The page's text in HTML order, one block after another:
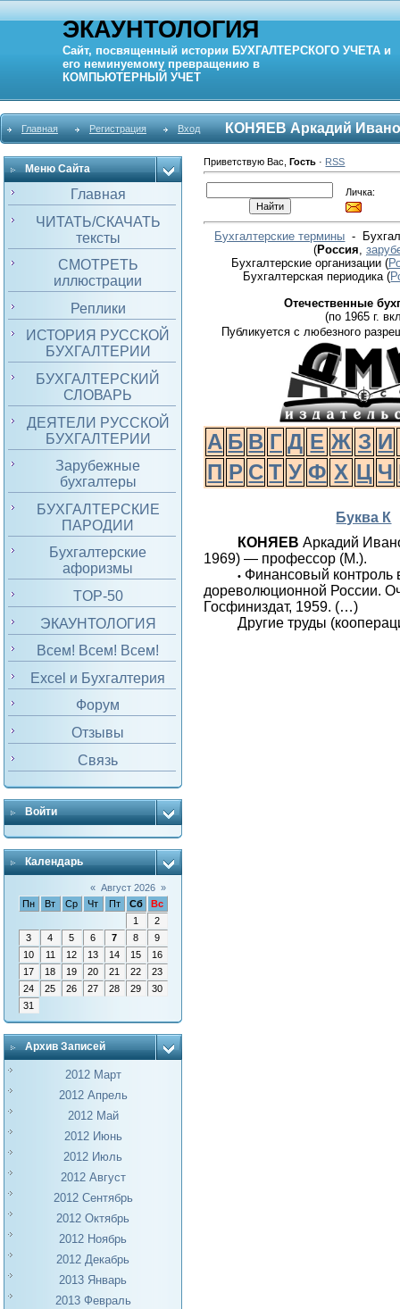
ЭКАУНТОЛОГИЯ
Сайт, посвященный истории БУХГАЛТЕРСКОГО УЧЕТА и
его неминуемому превращению в
КОМПЬЮТЕРНЫЙ УЧЕТ
Главная Регистрация Вход КОНЯЕВ Аркадий
Меню Сайта
Главная
ЧИТАТЬ/СКАЧАТЬ
тексты
СМОТРЕТЬ
иллюстрации
Реплики
ИСТОРИЯ РУССКОЙ
БУХГАЛТЕРИИ
БУХГАЛТЕРСКИЙ
СЛОВАРЬ
ДЕЯТЕЛИ РУССКОЙ
БУХГАЛТЕРИИ
Зарубежные
бухгалтеры
БУХГАЛТЕРСКИЕ
ПАРОДИИ
Бухгалтерские
афоризмы
TOP-50
ЭКАУНТОЛОГИЯ
Всем! Всем! Всем!
Excel и Бухгалтерия
Форум
Отзывы
Связь
Войти
Календарь
« Август 2026 »
Пн
Вт Ср Чт Пт Сб
Вс
1
2
3
4 5 6 7 8
9
10
11 12 13 14 15
16
17
18 19 20 21 22
23
24
25 26 27 28 29
30
31
Архив Записей
2012 Март
2012 Апрель
2012 Май
2012 Июнь
2012 Июль
2012 Август
2012 Сентябрь
2012 Октябрь
2012 Ноябрь
2012 Декабрь
2013 Январь
2013 Февраль
Приветствую Вас ,Гость · RSS
Личка:
Бухгалтерские термины -
(Россия
Бухгалтерские организации (
Бухгалтерская периодика(
Отечественные
(по 1965 г.
Публикуется с любезного
А Б В Г Д Е Ж З И
П Р С Т У Ф Х Ц Ч
Буква К
КОНЯЕВ Аркадий
1969) — профессор (М.).
• Финансовый контроль
дореволюционной России.
Госфиниздат, 1959. (…)
Другие труды